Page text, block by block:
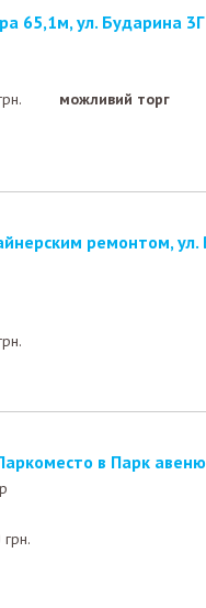
65,1м, ул. Бударина 3Г
можливий торг
в Парк авеню
грн.